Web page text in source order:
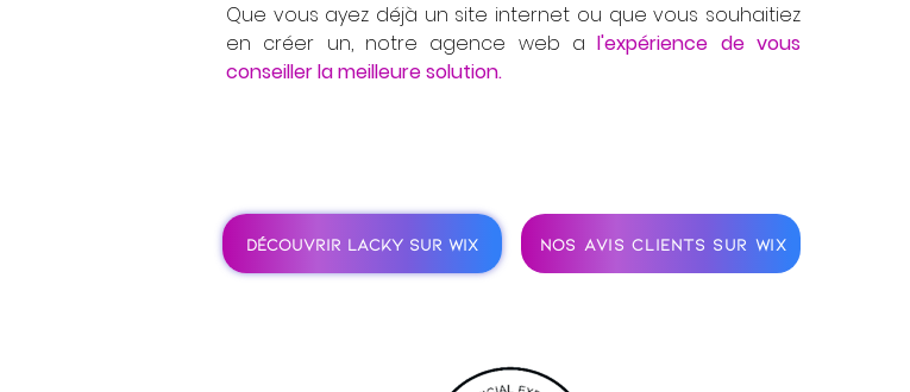
Que vous ayez déjà un site internet ou que vous souhaitiez
en créer un, notre agence web al'expérience de vous
conseiller la meilleure solution.
DÉCOUVRIR LACKY SUR WIX NOS AVIS CLIENTS SUR WIX